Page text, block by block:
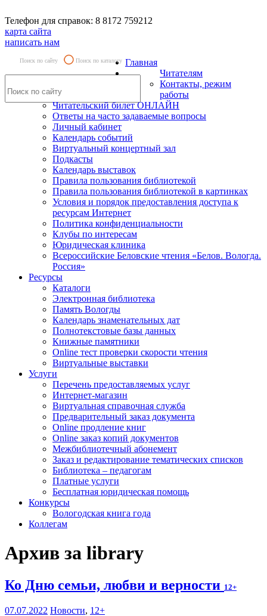
Телефон для справок: 8 8172 759212
карта сайта
написать нам
Поиск по сайту Поиск по каталогу Главная
Читателям
Контакты, режим
работы
Читательский билет ОНЛАЙН
Ответы на часто задаваемые вопросы
Личный кабинет
Календарь событий
Виртуальный концертный зал
Подкасты
Календарь выставок
Правила пользования библиотекой
Правила пользования библиотекой в картинках
Условия и порядок предоставления доступа к
ресурсам Интернет
Политика конфиденциальности
Клубы по интересам
Юридическая клиника
Всероссийские Беловские чтения «Белов. Вологда.
Россия»
Ресурсы
Каталоги
Электронная библиотека
Память Вологды
Календарь знаменательных дат
Полнотекстовые базы данных
Книжные памятники
Online тест проверки скорости чтения
Виртуальные выставки
Услуги
Перечень предоставляемых услуг
Интернет-магазин
Виртуальная справочная служба
Предварительный заказ документа
Online продление книг
Online заказ копий документов
Межбиблиотечный абонемент
Заказ и редактирование тематических списков
Библиотека – педагогам
Платные услуги
Бесплатная юридическая помощь
Конкурсы
Вологодская книга года
Коллегам
Архив за library
Ко Дню семьи, любви и верности 12+
07.07.2022 Новости, 12+